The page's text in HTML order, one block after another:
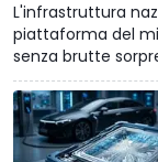
L'infrastruttura
piattaforma del
senza brutte